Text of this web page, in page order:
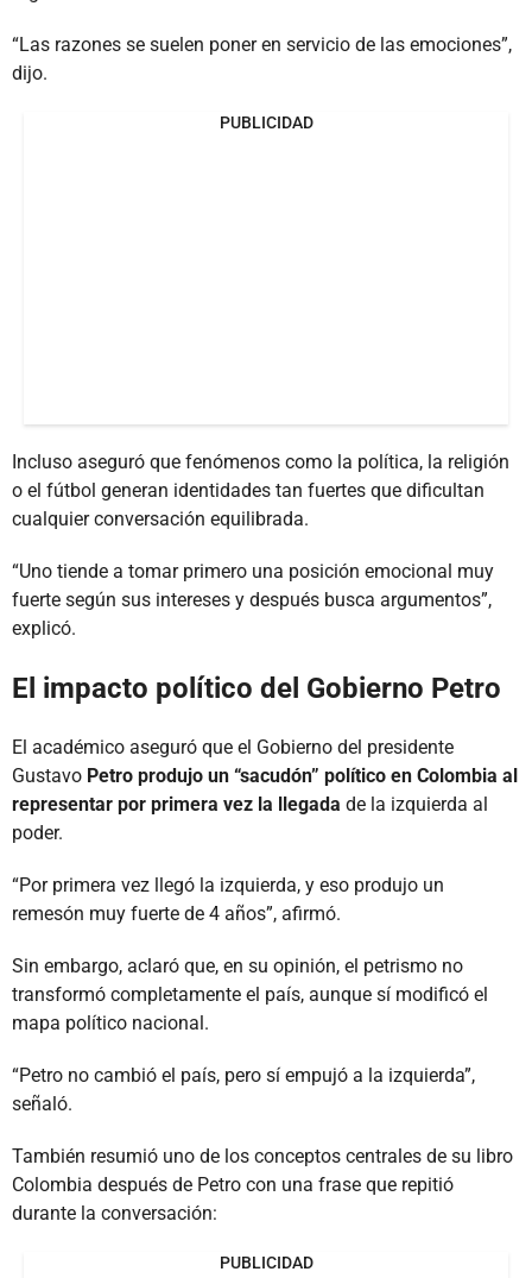
“Las razones se suelen poner en servicio de las emociones”,
dijo.
PUBLICIDAD
Incluso aseguró que fenómenos como la política, la religión
o el fútbol generan identidades tan fuertes que dificultan
cualquier conversación equilibrada.
“Uno tiende a tomar primero una posición emocional muy
fuerte según sus intereses y después busca argumentos”,
explicó.
El impacto político del Gobierno Petro
El académico aseguró que el Gobierno del presidente
Gustavo Petro produjo un “sacudón” político en Colombia al
representar por primera vez la llegada de la izquierda al
poder.
“Por primera vez llegó la izquierda, y eso produjo un
remesón muy fuerte de 4 años”, afirmó.
Sin embargo, aclaró que, en su opinión, el petrismo no
transformó completamente el país, aunque sí modificó el
mapa político nacional.
“Petro no cambió el país, pero sí empujó a la izquierda”,
señaló.
También resumió uno de los conceptos centrales de su libro
Colombia después de Petro con una frase que repitió
durante la conversación:
PUBLICIDAD